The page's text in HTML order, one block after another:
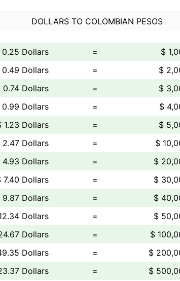
DOLLARS TO COLOMBIAN PESOS
0.25 Dollars =
$
0.49 Dollars
=
$
0.74 Dollars
=
$
0.99 Dollars
=
$
1.23 Dollars
=
$
2.47 Dollars
=
$
4.93 Dollars
=
$
7.40 Dollars
=
$
9.87 Dollars
=
$
Dollars
=
$
Dollars
=
$
Dollars
=
$
Dollars
= $